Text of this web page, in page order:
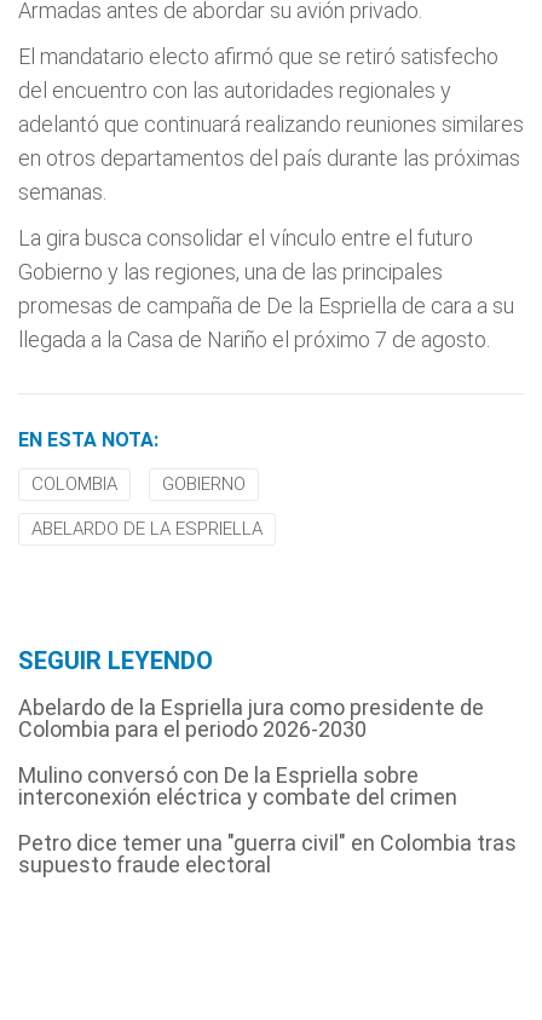
Armadas antes de abordar su avión privado.
El mandatario electo afirmó que se retiró satisfecho
del encuentro con las autoridades regionales y
adelantó que continuará realizando reuniones similares
en otros departamentos del país durante las próximas
semanas.
La gira busca consolidar el vínculo entre el futuro
Gobierno y las regiones, una de las principales
promesas de campaña de De la Espriella de cara a su
llegada a la Casa de Nariño el próximo 7 de agosto.
EN ESTA NOTA:
COLOMBIA GOBIERNO
ABELARDO DE LA ESPRIELLA
SEGUIR LEYENDO
Abelardo de la Espriella jura como presidente de
Colombia para el periodo 2026-2030
Mulino conversó con De la Espriella sobre
interconexión eléctrica y combate del crimen
Petro dice temer una "guerra civil" en Colombia tras
supuesto fraude electoral